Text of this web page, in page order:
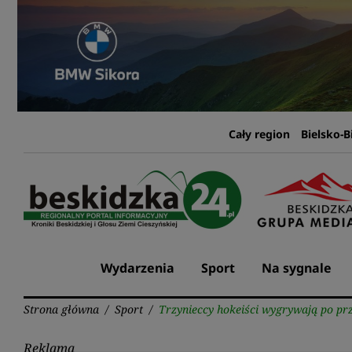
Przejdź
Cały region Bielsko-
Wydarzenia Sport Na sygnale
Strona główna / Sport / Trzynieccy hokeiści wygrywają po
Reklama